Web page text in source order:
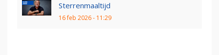
Sterrenmaaltijd
16 feb 2026 - 11:29